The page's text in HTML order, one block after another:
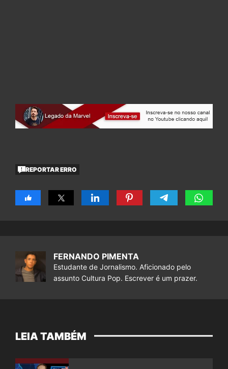
REPORTAR ERRO
FERNANDO PIMENTA
Estudante de Jornalismo. Aficionado pelo
assunto Cultura Pop. Escrever é um prazer.
LEIA TAMBÉM